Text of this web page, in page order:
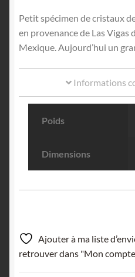
Petit spécimen de cristaux
en provenance de Las Vigas
Mexique. Aujourd’hui un
Informations
Poids
Dimensions
Ajouter à ma liste
retrouver dans "Mon